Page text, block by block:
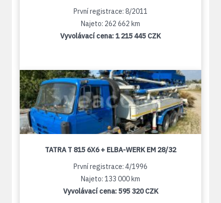
První registrace: 8/2011
Najeto: 262 662 km
Vyvolávací cena:1 215 445 CZK
TATRA T 815 6X6 + ELBA-WERK EM 28/32
První registrace: 4/1996
Najeto: 133 000 km
Vyvolávací cena:595 320 CZK